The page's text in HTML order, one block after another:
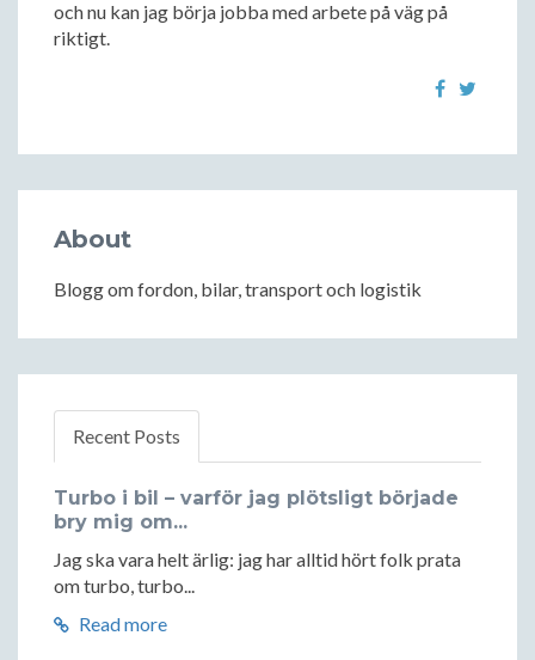
och nu kan jag börja jobba med arbete på väg på
riktigt.
About
Blogg om fordon, bilar, transport och logistik
Recent Posts
Turbo i bil – varför jag plötsligt började
bry mig om...
Jag ska vara helt ärlig: jag har alltid hört folk prata
om turbo, turbo...
Read more